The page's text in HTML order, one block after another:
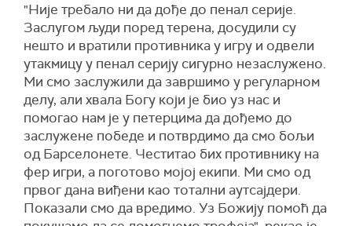
"Није требало ни да дође до пенал серије.
Заслугом људи поред терена, досудили су
нешто и вратили противника у игру и одвели
утакмицу у пенал серију сигурно незаслужено.
Ми смо заслужили да завршимо у регуларном
делу, али хвала Богу који је био уз нас и
помогао нам је у петерцима да дођемо до
заслужене победе и потврдимо да смо бољи
од Барселонете. Честитао бих противнику на
фер игри, а поготово мојој екипи. Ми смо од
првог дана виђени као тотални аутсајдери.
Показали смо да вредимо. Уз Божију помоћ да